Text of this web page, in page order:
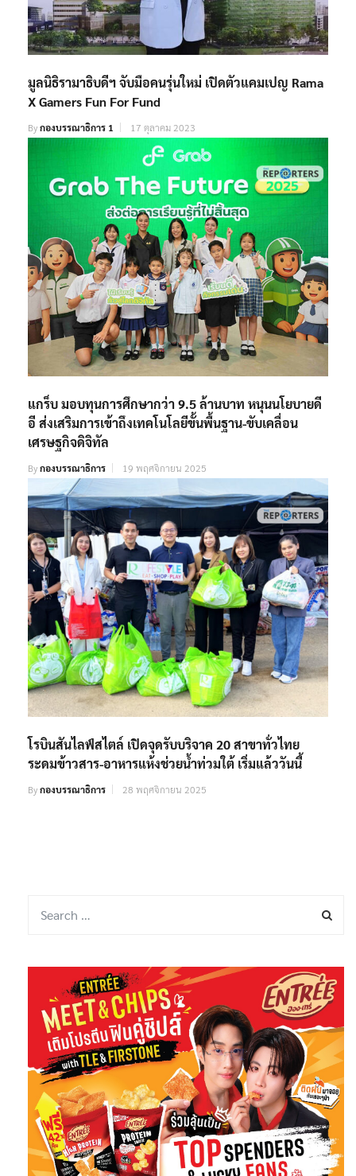
มูลนิธิรามาธิบดีฯ จับมือคนรุ่นใหม่ เปิดตัวแคมเปญ Rama
X Gamers Fun For Fund
Byกองบรรณาธิการ 1 17 ตุลาคม 2023
แกร็บ มอบทุนการศึกษากว่า 9.5 ล้านบาท หนุนนโยบายดี
อี ส่งเสริมการเข้าถึงเทคโนโลยีขั้นพื้นฐาน-ขับเคลื่อน
เศรษฐกิจดิจิทัล
Byกองบรรณาธิการ 19 พฤศจิกายน 2025
โรบินสันไลฟ์สไตล์ เปิดจุดรับบริจาค 20 สาขาทั่วไทย
ระดมข้าวสาร-อาหารแห้งช่วยน้ำท่วมใต้ เริ่มแล้ววันนี้
Byกองบรรณาธิการ 28 พฤศจิกายน 2025